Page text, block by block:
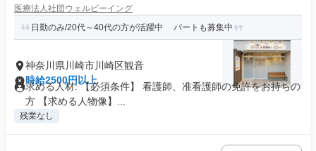
医療法人社団ウェルビーイング
日勤のみ/20代～40代の方が活躍中 パートも募集中
神奈川県川崎市川崎区観音
時給2500円以上
求める人材: 【必須条件】 看護師、准看護師の免許をお持ちの
方 【求める人物像】...
残業なし